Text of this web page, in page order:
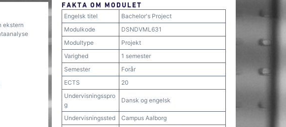
ekstern
FAKTA OM MODULET
Engelsk titel
Bachelor's Project
Modulkode
DSNDVML631
Modultype
Projekt
Varighed
1 semester
Semester
Forår
ECTS
20
Undervisningsspro
g
Dansk og engelsk
Undervisningssted
Campus Aalborg